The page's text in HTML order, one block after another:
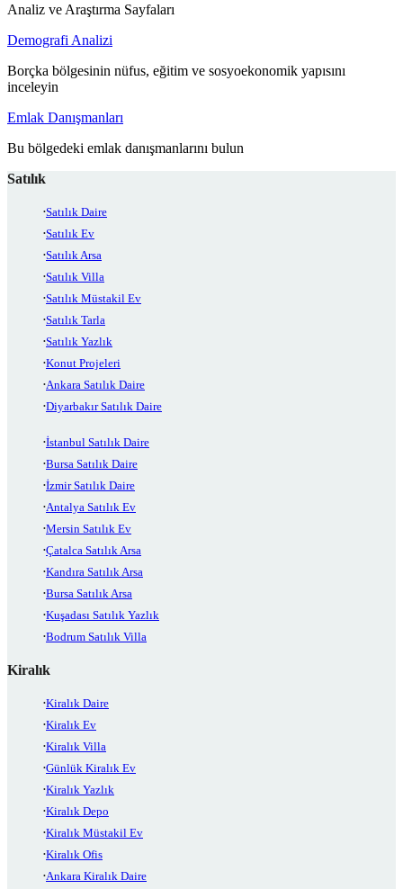
Analiz ve Araştırma Sayfaları
Demografi Analizi
Borçka bölgesinin nüfus, eğitim ve sosyoekonomik yapısını
inceleyin
Emlak Danışmanları
Bu bölgedeki emlak danışmanlarını bulun
Satılık
Satılık Daire
Satılık Ev
Satılık Arsa
Satılık Villa
Satılık Müstakil Ev
Satılık Tarla
Satılık Yazlık
Konut Projeleri
Ankara Satılık Daire
Diyarbakır Satılık Daire
İstanbul Satılık Daire
Bursa Satılık Daire
İzmir Satılık Daire
Antalya Satılık Ev
Mersin Satılık Ev
Çatalca Satılık Arsa
Kandıra Satılık Arsa
Bursa Satılık Arsa
Kuşadası Satılık Yazlık
Bodrum Satılık Villa
Kiralık
Kiralık Daire
Kiralık Ev
Kiralık Villa
Günlük Kiralık Ev
Kiralık Yazlık
Kiralık Depo
Kiralık Müstakil Ev
Kiralık Ofis
Ankara Kiralık Daire